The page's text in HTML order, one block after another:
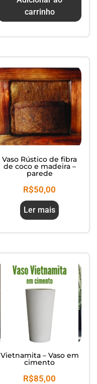
carrinho
Vaso Rústico de fibra
de coco e madeira –
parede
R$50,00
Ler mais
Vietnamita – Vaso em
cimento
R$85,00